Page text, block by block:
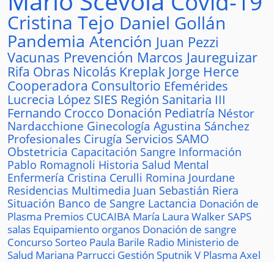
Cristina Tejo Daniel Gollán
Pandemia Atención Juan Pezzi
Vacunas Prevención Marcos Jaureguizar
Rifa Obras Nicolás Kreplak Jorge Herce
Cooperadora Consultorio Efemérides
Lucrecia López SIES Región Sanitaria III
Fernando Crocco Donación Pediatría Néstor
Nardacchione Ginecología Agustina Sánchez
Profesionales Cirugía Servicios SAMO
Obstetricia Capacitación Sangre Información
Pablo Romagnoli Historia Salud Mental
Enfermería Cristina Cerulli Romina Jourdane
Residencias Multimedia Juan Sebastián Riera
Situación Banco de Sangre Lactancia Donación de
Plasma Premios CUCAIBA María Laura WalkerSAPS
salas Equipamiento organos Donación de sangre
ConcursoSorteo Paula Barile Radio Ministerio de
Salud Mariana Parrucci Gestión Sputnik V Plasma Axel